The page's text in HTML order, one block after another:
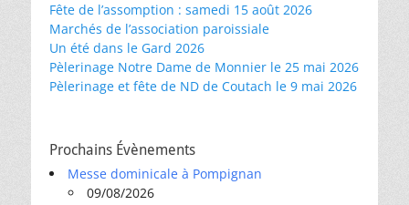
Fête de l’assomption : samedi 15 août 2026
Marchés de l’association paroissiale
Un été dans le Gard 2026
Pèlerinage Notre Dame de Monnier le 25 mai 2026
Pèlerinage et fête de ND de Coutach le 9 mai 2026
Prochains Évènements
Messe dominicale à Pompignan
09/08/2026